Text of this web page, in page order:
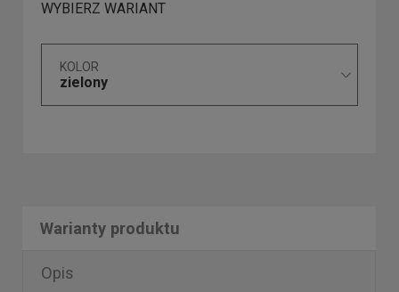
WYBIERZ WARIANT
KOLOR
zielony
Warianty produktu
Opis